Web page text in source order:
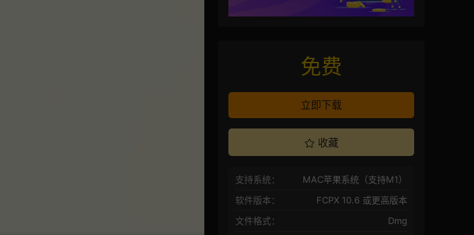
免费
立即下载
收藏
支持系统：
MAC苹果系统（支持M1）
软件版本：
FCPX 10.6 或更高版本
文件格式：
Dmg